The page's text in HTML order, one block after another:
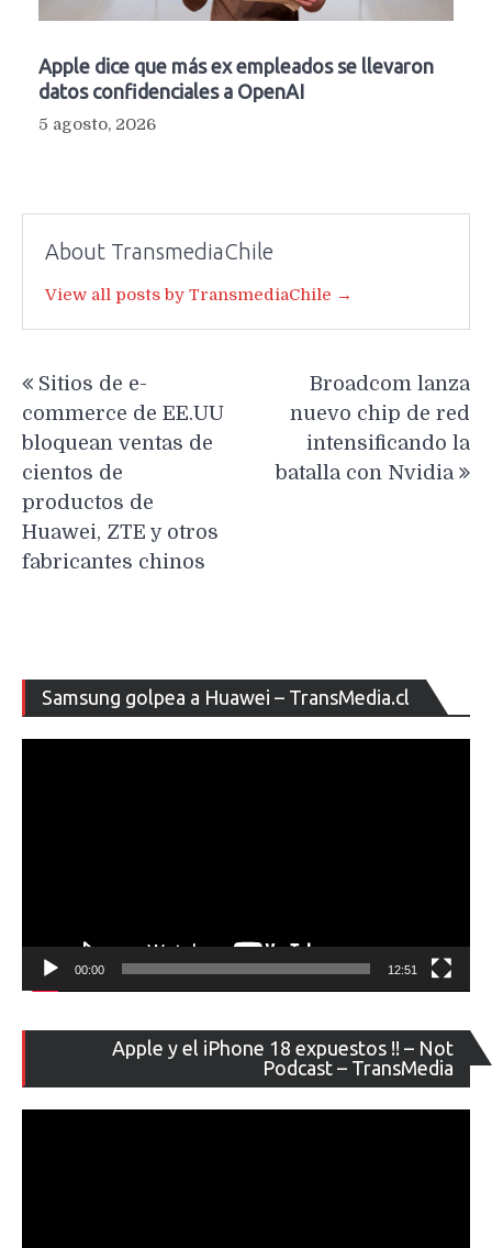
Apple dice que más ex empleados se llevaron
datos confidenciales a OpenAI
5 agosto, 2026
About TransmediaChile
View all posts by TransmediaChile →
entradas
Sitios de e-
commerce de EE.UU
bloquean ventas de
cientos de
productos de
Huawei, ZTE y otros
fabricantes chinos
Broadcom lanza
nuevo chip de red
intensificando la
batalla con Nvidia
Samsung golpea a Huawei – TransMedia.cl
de
00:00 12:51
Apple y el iPhone 18 expuestos !! – Not
Podcast – TransMedia
de